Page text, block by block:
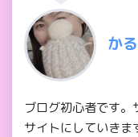
か
ブログ初心者です
サイトにしていきま